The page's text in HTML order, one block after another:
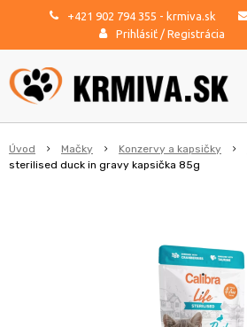
+421 902 794 355 - krmiva.sk
Prihlásiť / Registrácia
Úvod Mačky Konzervy a kapsičky
sterilised duck in gravy kapsička 85g